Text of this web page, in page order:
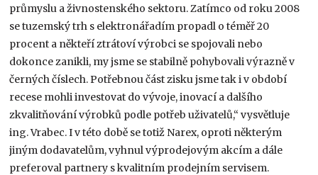
průmyslu a živnostenského sektoru. Zatímco od roku 2008
se tuzemský trh s elektronářadím propadl o téměř 20
procent a někteří ztrátoví výrobci se spojovali nebo
dokonce zanikli, my jsme se stabilně pohybovali výrazně v
černých číslech. Potřebnou část zisku jsme tak i v období
recese mohli investovat do vývoje, inovací a dalšího
zkvalitňování výrobků podle potřeb uživatelů,“ vysvětluje
ing. Vrabec. I v této době se totiž Narex, oproti některým
jiným dodavatelům, vyhnul výprodejovým akcím a dále
preferoval partnery s kvalitním prodejním servisem.